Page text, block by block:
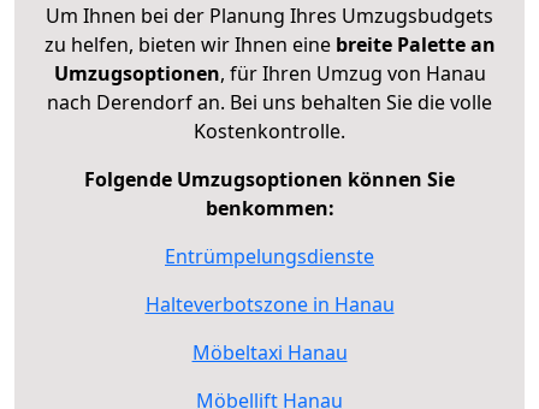
Um Ihnen bei der Planung Ihres Umzugsbudgets
zu helfen, bieten wir Ihnen eine breite Palette an
Umzugsoptionen, für Ihren Umzug von Hanau
nach Derendorf an. Bei uns behalten Sie die volle
Kostenkontrolle.
Folgende Umzugsoptionen können Sie
benkommen:
Entrümpelungsdienste
Halteverbotszone in Hanau
Möbeltaxi Hanau
Möbellift Hanau